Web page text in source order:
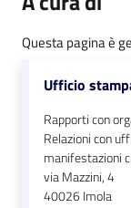
Questa pagina è
Ufficio
Rapporti con
Relazioni con
manifestazioni
via Mazzini, 4
40026Imola